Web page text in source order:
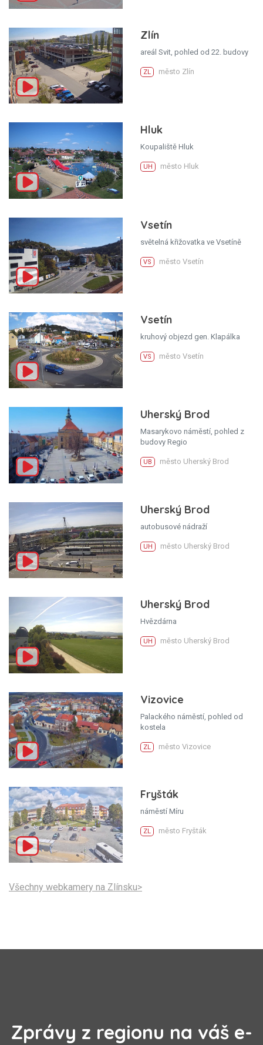
Zlín
areál Svit, pohled od 22. budovy
ZL město Zlín
Hluk
Koupaliště Hluk
UH město Hluk
Vsetín
světelná křižovatka ve Vsetíně
VS město Vsetín
Vsetín
kruhový objezd gen. Klapálka
VS město Vsetín
Uherský Brod
Masarykovo náměstí, pohled z
budovy Regio
UB město Uherský Brod
Uherský Brod
autobusové nádraží
UH město Uherský Brod
Uherský Brod
Hvězdárna
UH město Uherský Brod
Vizovice
Palackého náměstí, pohled od
kostela
ZL město Vizovice
Fryšták
náměstí Míru
ZL město Fryšták
Všechny webkamery na Zlínsku>
Zprávy z regionu na váš e-